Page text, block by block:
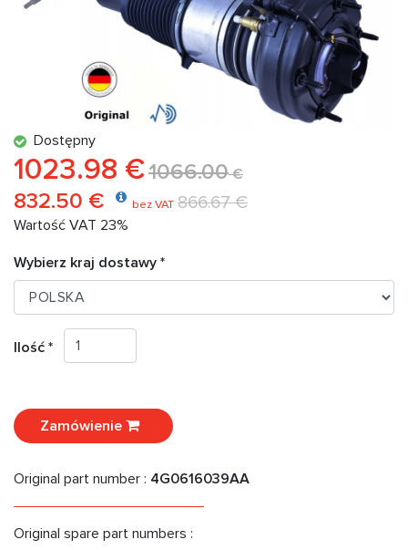
Dostępny
1023.98 €1066.00€
832.50 € bez VAT 866.67 €
Wartość VAT 23%
Wybierz kraj dostawy *
Ilość *
Zamówienie
Original part number : 4G0616039AA
Original spare part numbers :